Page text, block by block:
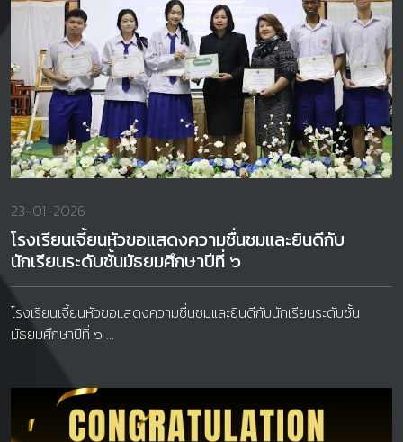
23-01-2026
โรงเรียนเจี้ยนหัวขอแสดงความชื่นชมและยินดีกับ
นักเรียนระดับชั้นมัธยมศึกษาปีที่ ๖
โรงเรียนเจี้ยนหัวขอแสดงความชื่นชมและยินดีกับนักเรียนระดับชั้น
มัธยมศึกษาปีที่ ๖ ...